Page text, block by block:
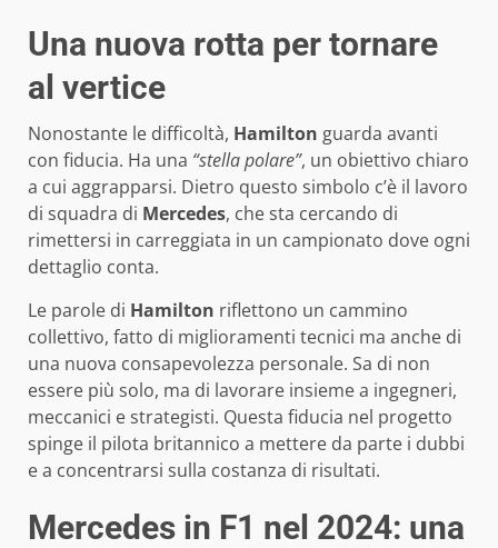
Una nuova rotta per tornare
al vertice
Nonostante le difficoltà, Hamilton guarda avanti
con fiducia. Ha una “stella polare”, un obiettivo chiaro
a cui aggrapparsi. Dietro questo simbolo c’è il lavoro
di squadra di Mercedes, che sta cercando di
rimettersi in carreggiata in un campionato dove ogni
dettaglio conta.
Le parole di Hamilton riflettono un cammino
collettivo, fatto di miglioramenti tecnici ma anche di
una nuova consapevolezza personale. Sa di non
essere più solo, ma di lavorare insieme a ingegneri,
meccanici e strategisti. Questa fiducia nel progetto
spinge il pilota britannico a mettere da parte i dubbi
e a concentrarsi sulla costanza di risultati.
Mercedes in F1 nel 2024: una